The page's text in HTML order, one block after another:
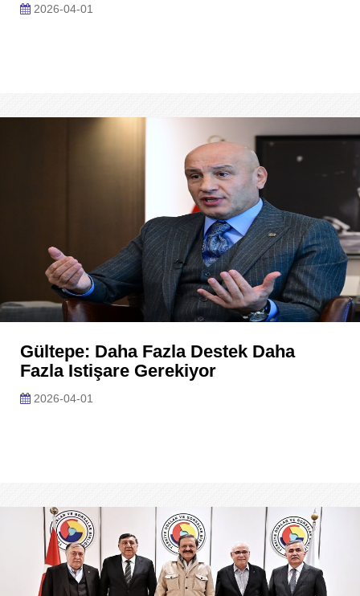
2026-04-01
Gültepe: Daha Fazla Destek Daha
Fazla Istişare Gerekiyor
2026-04-01